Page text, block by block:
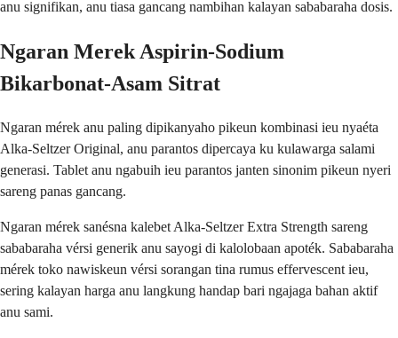
anu signifikan, anu tiasa gancang nambihan kalayan sababaraha dosis.
Ngaran Merek Aspirin-Sodium
Bikarbonat-Asam Sitrat
Ngaran mérek anu paling dipikanyaho pikeun kombinasi ieu nyaéta
Alka-Seltzer Original, anu parantos dipercaya ku kulawarga salami
generasi. Tablet anu ngabuih ieu parantos janten sinonim pikeun nyeri
sareng panas gancang.
Ngaran mérek sanésna kalebet Alka-Seltzer Extra Strength sareng
sababaraha vérsi generik anu sayogi di kalolobaan apoték. Sababaraha
mérek toko nawiskeun vérsi sorangan tina rumus effervescent ieu,
sering kalayan harga anu langkung handap bari ngajaga bahan aktif
anu sami.